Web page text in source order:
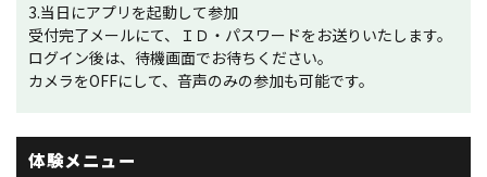
3.当日にアプリを起動して参加
受付完了メールにて、ＩＤ・パスワードをお送りいたします。
ログイン後は、待機画面でお待ちください。
カメラをOFFにして、音声のみの参加も可能です。
体験メニュー